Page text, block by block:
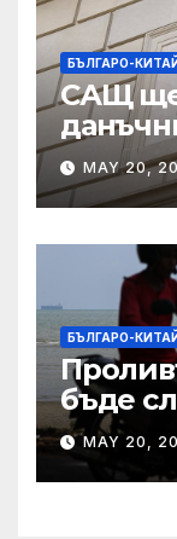
БЪЛГАРО-
САЩ ще
Тръмп
IRS
MAY 20,
БЪЛГАРО-
бъде
Азия
MAY 20,